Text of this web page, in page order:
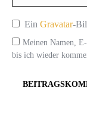
EinGravatar-
Meinen Namen,
bis ich wieder